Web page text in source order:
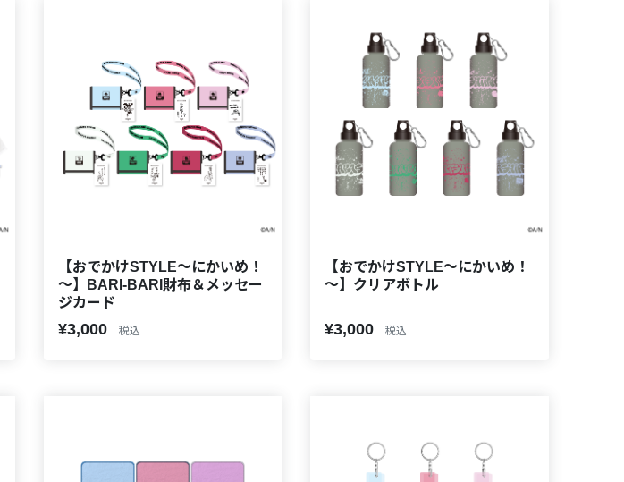
【おでかけSTYLE～にかいめ！
～】BARI-BARI財布＆メッセー
ジカード
¥3,000 税込
【おでかけSTYLE～にかいめ！
～】クリアボトル
¥3,000 税込